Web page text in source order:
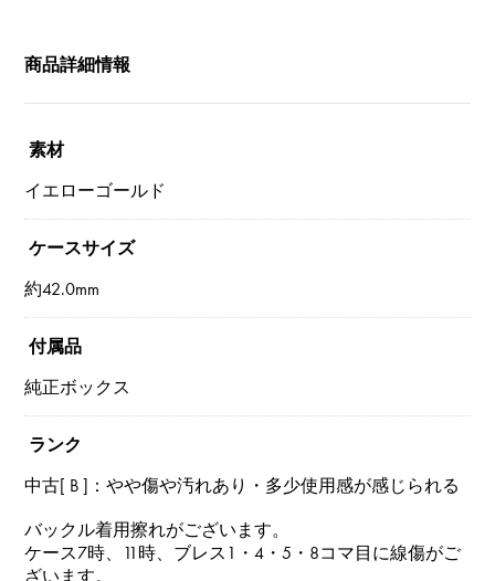
商品詳細情報
素材
イエローゴールド
ケースサイズ
約42.0mm
付属品
純正ボックス
ランク
中古[ B ]：やや傷や汚れあり・多少使用感が感じられる
バックル着用擦れがございます。
ケース7時、11時、ブレス1・4・5・8コマ目に線傷がご
ざいます。